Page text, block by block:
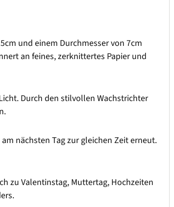
und einem Durchmesser von 7cm
an feines, zerknittertes Papier und
Durch den stilvollen Wachstrichter
nächsten Tag zur gleichen Zeit erneut.
zu Valentinstag, Muttertag, Hochzeiten